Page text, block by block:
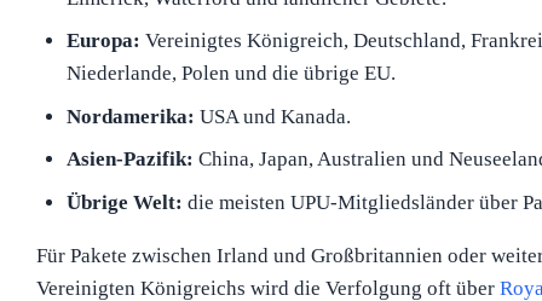
Europa: Vereinigtes Königreich, Deutschland,
Niederlande, Polen und die übrige EU.
Nordamerika: USA und Kanada.
Asien-Pazifik: China, Japan, Australien und
Übrige Welt: die meisten UPU-Mitgliedsländer über
Für Pakete zwischen Irland und Großbritannien oder
Vereinigten Königreichs wird die Verfolgung oft über